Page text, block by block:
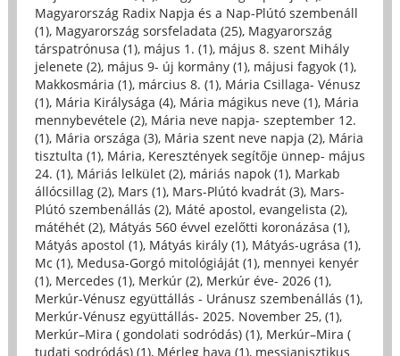
Magyarország Radix Napja és a Nap-Plútó szembenáll
(1), Magyarország sorsfeladata (25), Magyarország
társpatrónusa (1), május 1. (1), május 8. szent Mihály
jelenete (2), május 9- új kormány (1), májusi fagyok (1),
Makkosmária (1), március 8. (1), Mária Csillaga- Vénusz
(1), Mária Királysága (4), Mária mágikus neve (1), Mária
mennybevétele (2), Mária neve napja- szeptember 12.
(1), Mária országa (3), Mária szent neve napja (2), Mária
tisztulta (1), Mária, Keresztények segítője ünnep- május
24. (1), Máriás lelkület (2), máriás napok (1), Markab
állócsillag (2), Mars (1), Mars-Plútó kvadrát (3), Mars-
Plútó szembenállás (2), Máté apostol, evangelista (2),
mátéhét (2), Mátyás 560 évvel ezelőtti koronázása (1),
Mátyás apostol (1), Mátyás király (1), Mátyás-ugrása (1),
Mc (1), Medusa-Gorgó mitológiáját (1), mennyei kenyér
(1), Mercedes (1), Merkúr (2), Merkúr éve- 2026 (1),
Merkúr-Vénusz együttállás - Uránusz szembenállás (1),
Merkúr-Vénusz együttállás- 2025. November 25, (1),
Merkúr–Mira ( gondolati sodródás) (1), Merkúr–Mira (
tudati sodródás) (1), Mérleg hava (1), messianisztikus